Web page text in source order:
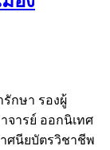
กษา รองผู้
จารย์ ออกนิเทศ
ศนียบัตรวิชาชีพ